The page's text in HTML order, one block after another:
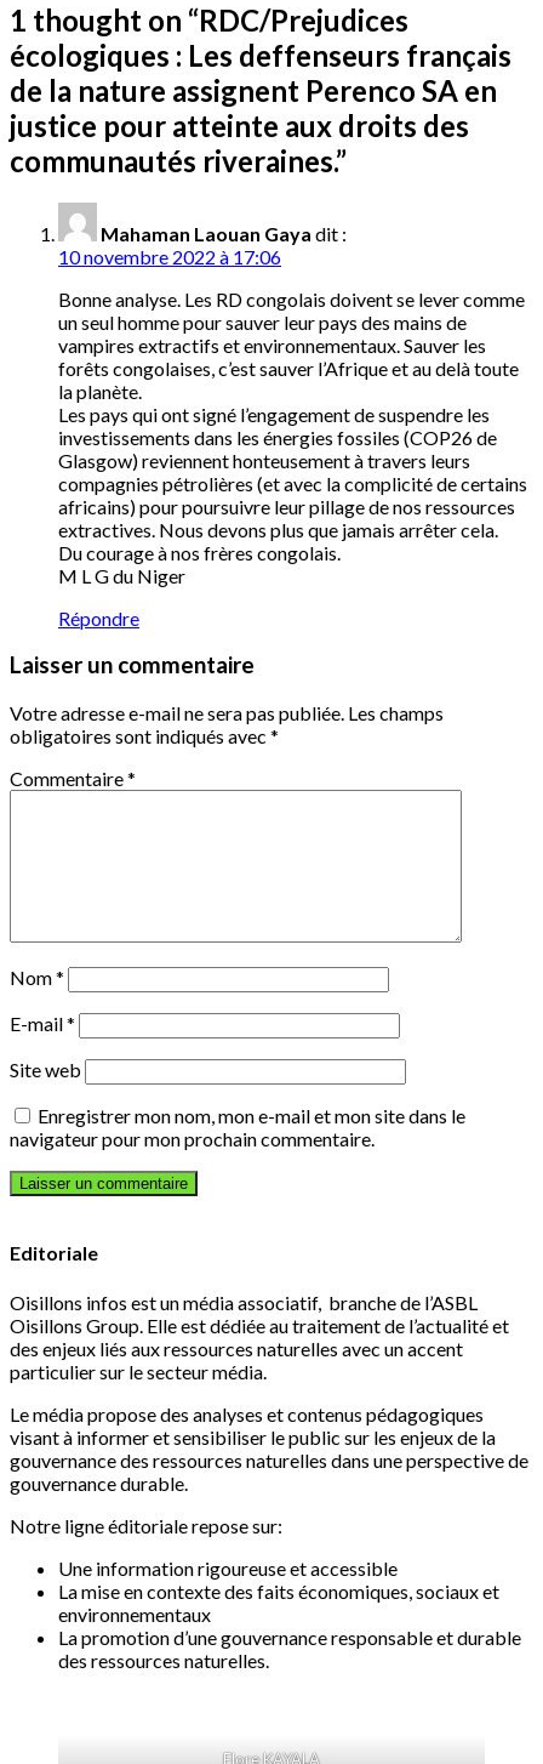
1 thought on “RDC/Prejudices
écologiques : Les deffenseurs français
de la nature assignent Perenco SA en
justice pour atteinte aux droits des
communautés riveraines.”
Mahaman Laouan Gaya dit :
10 novembre 2022 à 17:06
Bonne analyse. Les RD congolais doivent se lever comme
un seul homme pour sauver leur pays des mains de
vampires extractifs et environnementaux. Sauver les
forêts congolaises, c’est sauver l’Afrique et au delà toute
la planète.
Les pays qui ont signé l’engagement de suspendre les
investissements dans les énergies fossiles (COP26 de
Glasgow) reviennent honteusement à travers leurs
compagnies pétrolières (et avec la complicité de certains
africains) pour poursuivre leur pillage de nos ressources
extractives. Nous devons plus que jamais arrêter cela.
Du courage à nos frères congolais.
M L G du Niger
Répondre
Laisser un commentaire
Votre adresse e-mail ne sera pas publiée. Les champs
obligatoires sont indiqués avec *
Commentaire*
Nom*
E-mail*
Site web
Enregistrer mon nom, mon e-mail et mon site dans le
navigateur pour mon prochain commentaire.
Editoriale
Oisillons infos est un média associatif, branche de l’ASBL
Oisillons Group. Elle est dédiée au traitement de l’actualité et
des enjeux liés aux ressources naturelles avec un accent
particulier sur le secteur média.
Le média propose des analyses et contenus pédagogiques
visant à informer et sensibiliser le public sur les enjeux de la
gouvernance des ressources naturelles dans une perspective de
gouvernance durable.
Notre ligne éditoriale repose sur:
Une information rigoureuse et accessible
La mise en contexte des faits économiques, sociaux et
environnementaux
La promotion d’une gouvernance responsable et durable
des ressources naturelles.
Flore KAYALA